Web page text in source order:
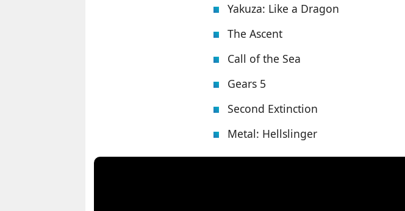
Yakuza: Like a Dragon
The Ascent
Call of the Sea
Gears 5
Second Extinction
Metal: Hellslinger